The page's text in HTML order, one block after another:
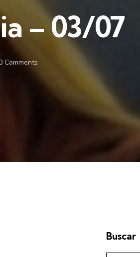
– 03/07
Comments
Buscar